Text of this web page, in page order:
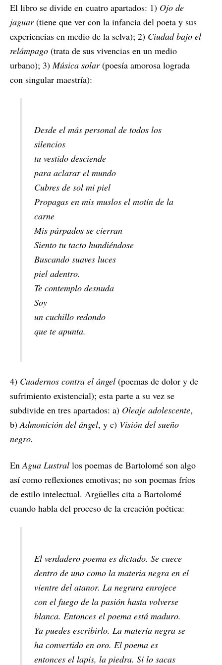
El libro se divide en cuatro apartados: 1) Ojo de
jaguar(tiene que ver con la infancia del poeta y sus
experiencias en medio de la selva); 2) Ciudad bajo el
relámpago (trata de sus vivencias en un medio
urbano); 3)Música solar(poesía amorosa lograda
con singular maestría):
Desde el más personal de todos los
silencios
tu vestido desciende
para aclarar el mundo
Cubres de sol mi piel
Propagas en mis muslos el motín de la
carne
Mis párpados se cierran
Siento tu tacto hundiéndose
Buscando suaves luces
piel adentro.
Te contemplo desnuda
Soy
un cuchillo redondo
que te apunta.
4) Cuadernos contra el ángel (poemas de dolor y de
sufrimiento existencial); esta parte a su vez se
subdivide en tres apartados: a) Oleaje adolescente,
b)Admonición del ángel, y c) Visión del sueño
negro.
EnAgua Lustral los poemas de Bartolomé son algo
así como reflexiones emotivas; no son poemas fríos
de estilo intelectual. Argüelles cita a Bartolomé
cuando habla del proceso de la creación poética:
El verdadero poema es dictado. Se cuece
dentro de uno como la materia negra en el
vientre del atanor. La negrura enrojece
con el fuego de la pasión hasta volverse
blanca. Entonces el poema está maduro.
Ya puedes escribirlo. La materia negra se
ha convertido en oro. El poema es
entonces el lapis, la piedra. Si lo sacas